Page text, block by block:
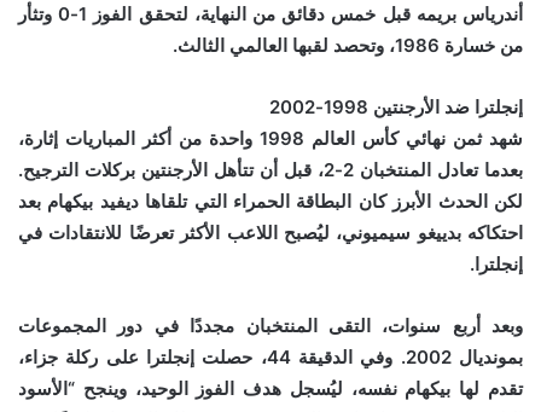
أندرياس بريمه قبل خمس دقائق من النهاية، لتحقق الفوز 1-0 وتثأر
من خسارة 1986، وتحصد لقبها العالمي الثالث.
إنجلترا ضد الأرجنتين 1998-2002
شهد ثمن نهائي كأس العالم 1998 واحدة من أكثر المباريات إثارة،
بعدما تعادل المنتخبان 2-2، قبل أن تتأهل الأرجنتين بركلات الترجيح.
لكن الحدث الأبرز كان البطاقة الحمراء التي تلقاها ديفيد بيكهام بعد
احتكاكه بدييغو سيميوني، ليُصبح اللاعب الأكثر تعرضًا للانتقادات في
إنجلترا.
وبعد أربع سنوات، التقى المنتخبان مجددًا في دور المجموعات
بمونديال 2002. وفي الدقيقة 44، حصلت إنجلترا على ركلة جزاء،
تقدم لها بيكهام نفسه، ليُسجل هدف الفوز الوحيد، وينجح “الأسود